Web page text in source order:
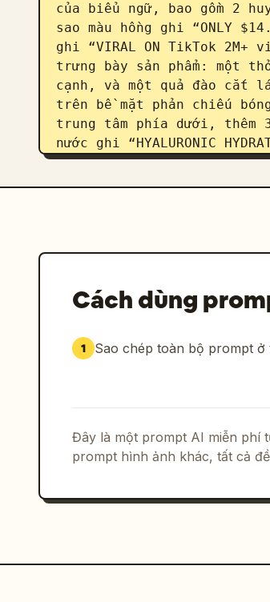
của biểu ngữ, bao gồm 2
sao màu hồng ghi “ONLY
ghi “VIRAL ON TikTok
trưng bày sản phẩm: một
cạnh, và một quả đào cắt
trên bề mặt phản chiếu
trung tâm phía dưới, thêm
nước ghi “HYALURONIC
và biểu tượng chú thỏ ghi
chỉ về phía mã QR. Bên
bay giấy màu xanh mòng
ống kính, hiệu ứng tỏa
cách thiết kế quảng cáo
phẩm thương mại sắc nét
Cách dùng
1 Sao chép toàn bộ prompt ở
Đây là một prompt AI miễn phí
prompt hình ảnh khác, tất cả